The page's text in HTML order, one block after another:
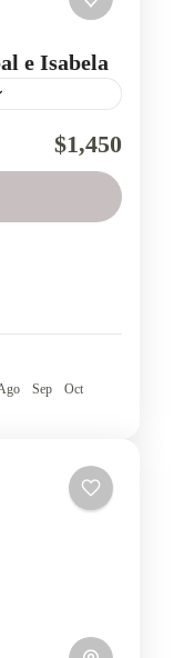
e Isabela
San
$1,450
Sep
Oct